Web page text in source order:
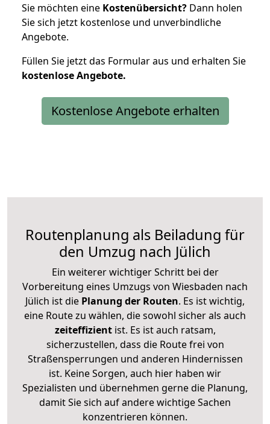
Sie möchten eine Kostenübersicht? Dann holen
Sie sich jetzt kostenlose und unverbindliche
Angebote.
Füllen Sie jetzt das Formular aus und erhalten Sie
kostenloseAngebote.
Kostenlose Angebote erhalten
Routenplanung als Beiladung für
den Umzug nach Jülich
Ein weiterer wichtiger Schritt bei der
Vorbereitung eines Umzugs von Wiesbaden nach
Jülich ist die Planung der Routen. Es ist wichtig,
eine Route zu wählen, die sowohl sicher als auch
zeiteffizientist. Es ist auch ratsam,
sicherzustellen, dass die Route frei von
Straßensperrungen und anderen Hindernissen
ist. Keine Sorgen, auch hier haben wir
Spezialisten und übernehmen gerne die Planung,
damit Sie sich auf andere wichtige Sachen
konzentrieren können.